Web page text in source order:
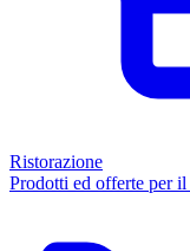
Ristorazione
Prodotti ed offerte per